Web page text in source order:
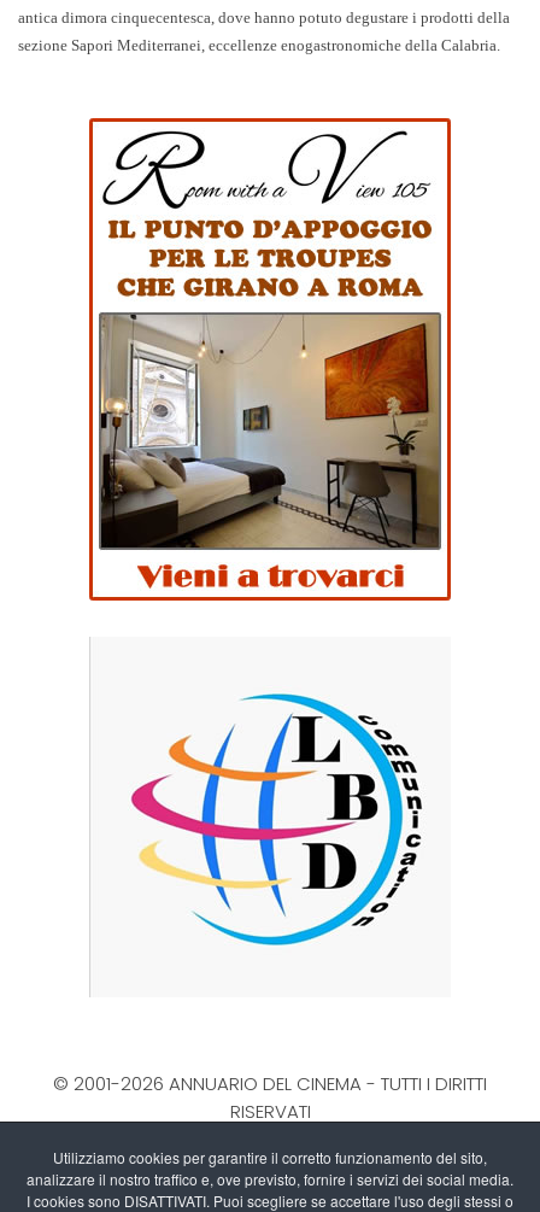
Utilizziamo cookies per garantire il corretto funzionamento del sito,
analizzare il nostro traffico e, ove previsto, fornire i servizi dei social media.
I cookies sono DISATTIVATI. Puoi scegliere se accettare l'uso degli stessi o
antica dimora cinquecentesca, dove hanno potuto degustare i prodotti della
sezione Sapori Mediterranei, eccellenze enogastronomiche della Calabria.
© 2001-2026 ANNUARIO DEL CINEMA - TUTTI I DIRITTI
RISERVATI
rimuovere, oscurare, modificare, immagini e testi dal
sito, a propria discrezione.